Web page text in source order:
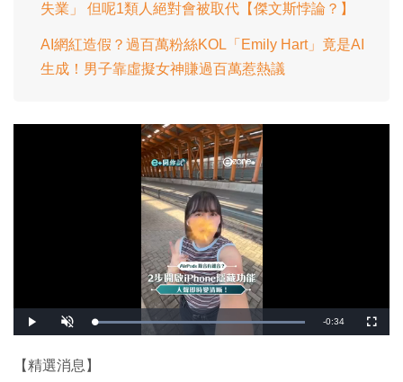
失業」 但呢1類人絕對會被取代【傑文斯悖論？】
AI網紅造假？過百萬粉絲KOL「Emily Hart」竟是AI
生成！男子靠虛擬女神賺過百萬惹熱議
播
放
開
啟
載
入
剩
-0:34
全
螢
【精選消息】